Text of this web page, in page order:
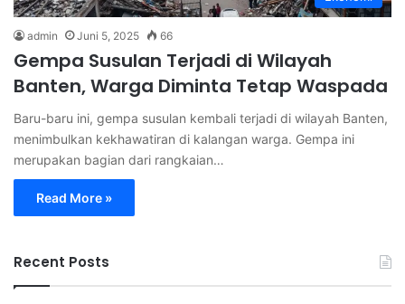
admin Juni 5, 2025 66
Gempa Susulan Terjadi di Wilayah
Banten, Warga Diminta Tetap Waspada
Baru-baru ini, gempa susulan kembali terjadi di wilayah Banten,
menimbulkan kekhawatiran di kalangan warga. Gempa ini
merupakan bagian dari rangkaian…
Read More »
Recent Posts